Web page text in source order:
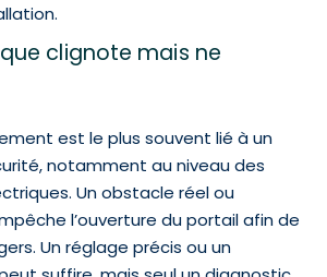
clignote mais ne
est le plus souvent lié à un
notamment au niveau des
Un obstacle réel ou
l’ouverture du portail afin de
Un réglage précis ou un